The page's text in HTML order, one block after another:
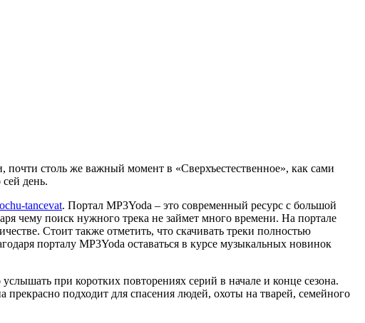
почти столь же важный момент в «Сверхъестественное», как сами
день.
tancevat. Портал MP3Yoda – это современный ресурс с большой
чему поиск нужного трека не займет много времени. На портале
Стоит также отметить, что скачивать треки полностью
порталу MP3Yoda оставаться в курсе музыкальных новинок
при коротких повторениях серий в начале и конце сезона.
подходит для спасения людей, охоты на тварей, семейного